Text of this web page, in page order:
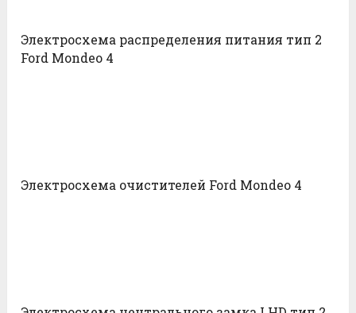
Электросхема распределения питания тип 2
Ford Mondeo 4
Электросхема очистителей Ford Mondeo 4